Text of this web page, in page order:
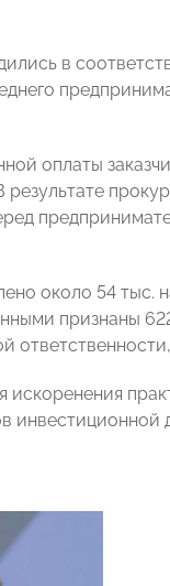
в
оплаты
около 54 тыс.
признаны
инвестиционной